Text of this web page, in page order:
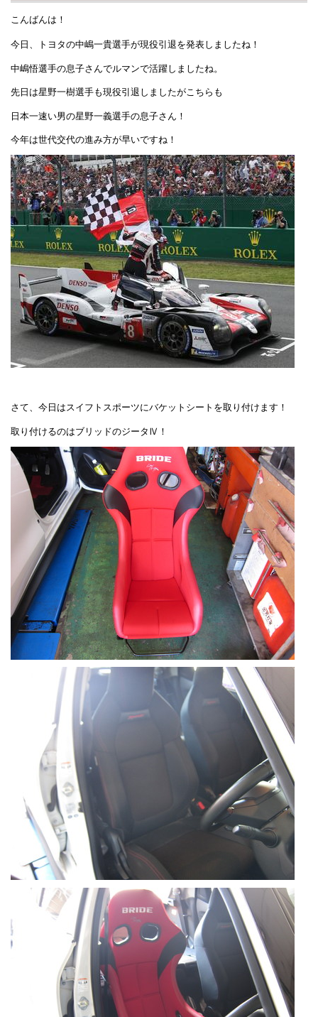
こんばんは！
今日、トヨタの中嶋一貴選手が現役引退を発表しましたね！
中嶋悟選手の息子さんでルマンで活躍しましたね。
先日は星野一樹選手も現役引退しましたがこちらも
日本一速い男の星野一義選手の息子さん！
今年は世代交代の進み方が早いですね！
さて、今日はスイフトスポーツにバケットシートを取り付けます！
取り付けるのはブリッドのジータⅣ！